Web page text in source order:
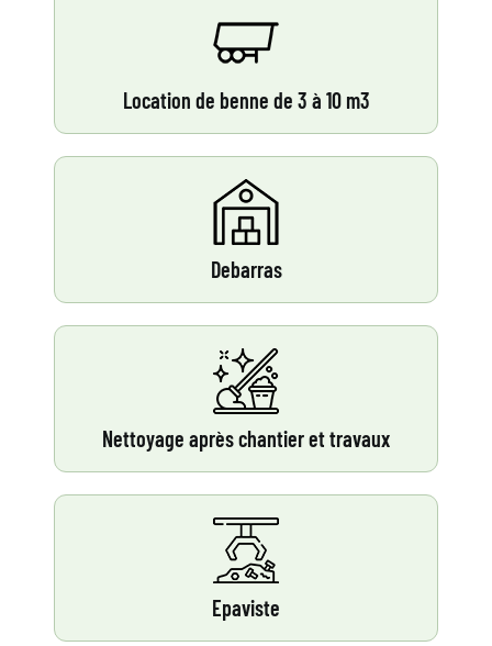
Location de benne de 3 à 10 m3
Debarras
Nettoyage après chantier et travaux
Epaviste